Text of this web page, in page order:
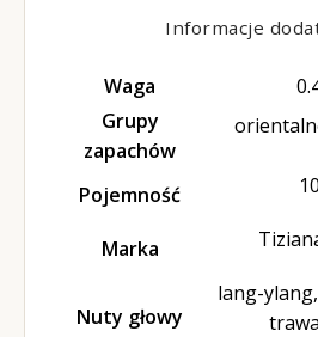
Informacje
Waga
Grupy
zapachów
Pojemność
Marka
Nuty głowy
lang-